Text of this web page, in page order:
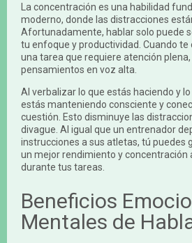
La concentración es una habilidad
moderno, donde las distracciones
Afortunadamente, hablar solo puede
tu enfoque y productividad. Cuando
una tarea que requiere atención
pensamientos en voz alta.
Al verbalizar lo que estás haciendo y
estás manteniendo consciente y
cuestión. Esto disminuye las
divague. Al igual que un entrenador
instrucciones a sus atletas, tú puedes
un mejor rendimiento y concentración
durante tus tareas.
Beneficios
Mentales de